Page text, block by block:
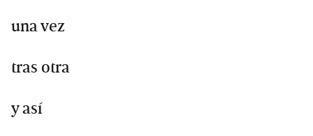
una vez
tras otra
y así